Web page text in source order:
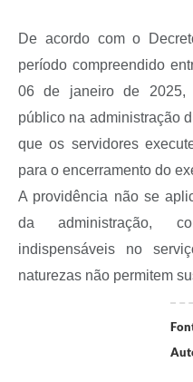
Secretarias
Links
Telefones Úteis
A Prefeitura
Diário Oficial
De acordo com o
período compreendido
06 de janeiro de 2025,
público na administração
que os servidores
para o encerramento do
A providência não se
da administração,
indispensáveis no
naturezas não permitem